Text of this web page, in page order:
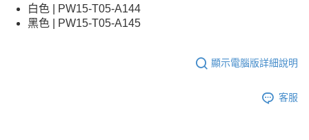
白色 | PW15-T05-A144
黑色 | PW15-T05-A145
顯示電腦版詳細說明
客服